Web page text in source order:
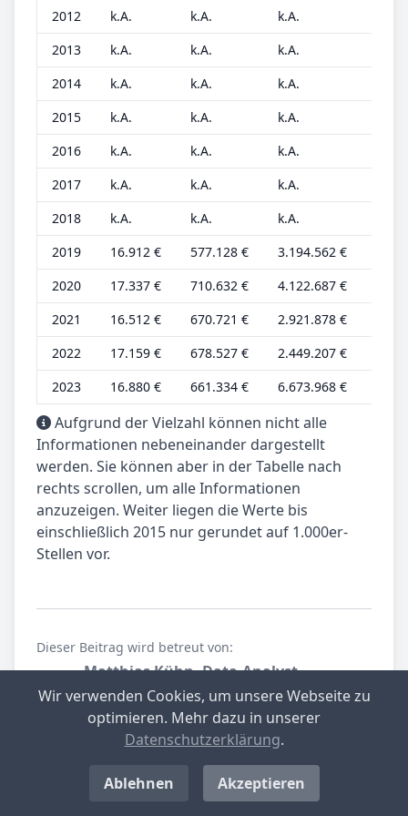
2012
k.A. k.A. k.A.
2013
k.A. k.A. k.A.
2014
k.A. k.A. k.A.
2015
k.A. k.A. k.A.
2016
k.A. k.A. k.A.
2017
k.A. k.A. k.A.
2018
k.A. k.A. k.A.
2019
16.912 € 577.128 € 3.194.562 €
2020
17.337 € 710.632 € 4.122.687 €
2021
16.512 € 670.721 € 2.921.878 €
2022
17.159 € 678.527 € 2.449.207 €
2023
16.880 € 661.334 € 6.673.968 €
Aufgrund der Vielzahl können nicht alle
Informationen nebeneinander dargestellt
werden. Sie können aber in der Tabelle nach
rechts scrollen, um alle Informationen
anzuzeigen. Weiter liegen die Werte bis
einschließlich 2015 nur gerundet auf 1.000er-
Stellen vor.
Dieser Beitrag wird betreut von:
Matthias Kühn, Data-Analyst
gewerbesteuer.net.
Spezialist für Datenanalyse.
Teilen Sie unseren Beitrag
Wir verwenden Cookies, um unsere Webseite zu
optimieren. Mehr dazu in unserer
Datenschutzerklärung.
Ablehnen Akzeptieren